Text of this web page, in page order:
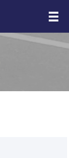
メ